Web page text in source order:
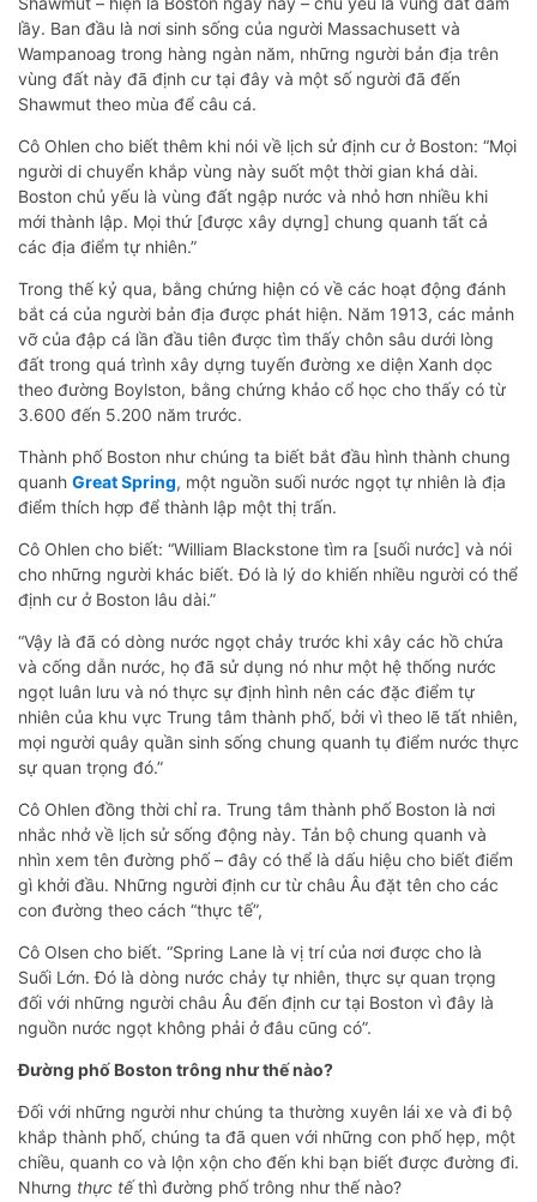
lầy. Ban đầu là nơi sinh sống của người Massachusett và
Wampanoag trong hàng ngàn năm, những người bản địa trên
vùng đất này đã định cư tại đây và một số người đã đến
Shawmut theo mùa để câu cá.
Cô Ohlen cho biết thêm khi nói về lịch sử định cư ở Boston: “Mọi
người di chuyển khắp vùng này suốt một thời gian khá dài.
Boston chủ yếu là vùng đất ngập nước và nhỏ hơn nhiều khi
mới thành lập. Mọi thứ [được xây dựng] chung quanh tất cả
các địa điểm tự nhiên.”
Trong thế kỷ qua, bằng chứng hiện có về các hoạt động đánh
bắt cá của người bản địa được phát hiện. Năm 1913, các mảnh
vỡ của đập cá lần đầu tiên được tìm thấy chôn sâu dưới lòng
đất trong quá trình xây dựng tuyến đường xe diện Xanh dọc
theo đường Boylston, bằng chứng khảo cổ học cho thấy có từ
3.600 đến 5.200 năm trước.
Thành phố Boston như chúng ta biết bắt đầu hình thành chung
quanh Great Spring, một nguồn suối nước ngọt tự nhiên là địa
điểm thích hợp để thành lập một thị trấn.
Cô Ohlen cho biết: “William Blackstone tìm ra [suối nước] và nói
cho những người khác biết. Đó là lý do khiến nhiều người có thể
định cư ở Boston lâu dài.”
“Vậy là đã có dòng nước ngọt chảy trước khi xây các hồ chứa
và cống dẫn nước, họ đã sử dụng nó như một hệ thống nước
ngọt luân lưu và nó thực sự định hình nên các đặc điểm tự
nhiên của khu vực Trung tâm thành phố, bởi vì theo lẽ tất nhiên,
mọi người quây quần sinh sống chung quanh tụ điểm nước thực
sự quan trọng đó.”
Cô Ohlen đồng thời chỉ ra. Trung tâm thành phố Boston là nơi
nhắc nhở về lịch sử sống động này. Tản bộ chung quanh và
nhìn xem tên đường phố – đây có thể là dấu hiệu cho biết điểm
gì khởi đầu. Những người định cư từ châu Âu đặt tên cho các
con đường theo cách “thực tế”,
Cô Olsen cho biết. “Spring Lane là vị trí của nơi được cho là
Suối Lớn. Đó là dòng nước chảy tự nhiên, thực sự quan trọng
đối với những người châu Âu đến định cư tại Boston vì đây là
nguồn nước ngọt không phải ở đâu cũng có”.
Đường phố Boston trông như thế nào?
Đối với những người như chúng ta thường xuyên lái xe và đi bộ
khắp thành phố, chúng ta đã quen với những con phố hẹp, một
chiều, quanh co và lộn xộn cho đến khi bạn biết được đường đi.
Nhưng thực tếthì đường phố trông như thế nào?